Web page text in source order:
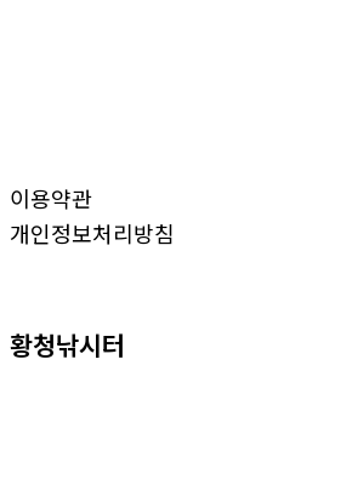
이용약관
개인정보처리방침
황청낚시터